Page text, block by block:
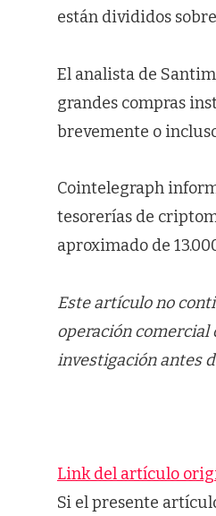
están divididos
El analista de
grandes compras
brevemente o
Cointelegraph
tesorerías de
aproximado de
Este artículo no
operación comercial
investigación antes
Link del artículo
Si el presente